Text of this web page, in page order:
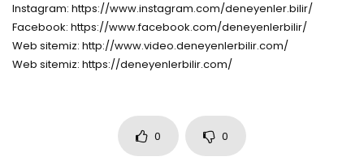
Instagram: https://www.instagram.com/deneyenler.bilir/
Facebook: https://www.facebook.com/deneyenlerbilir/
Web sitemiz: http://www.video.deneyenlerbilir.com/
Web sitemiz: https://deneyenlerbilir.com/
0 0